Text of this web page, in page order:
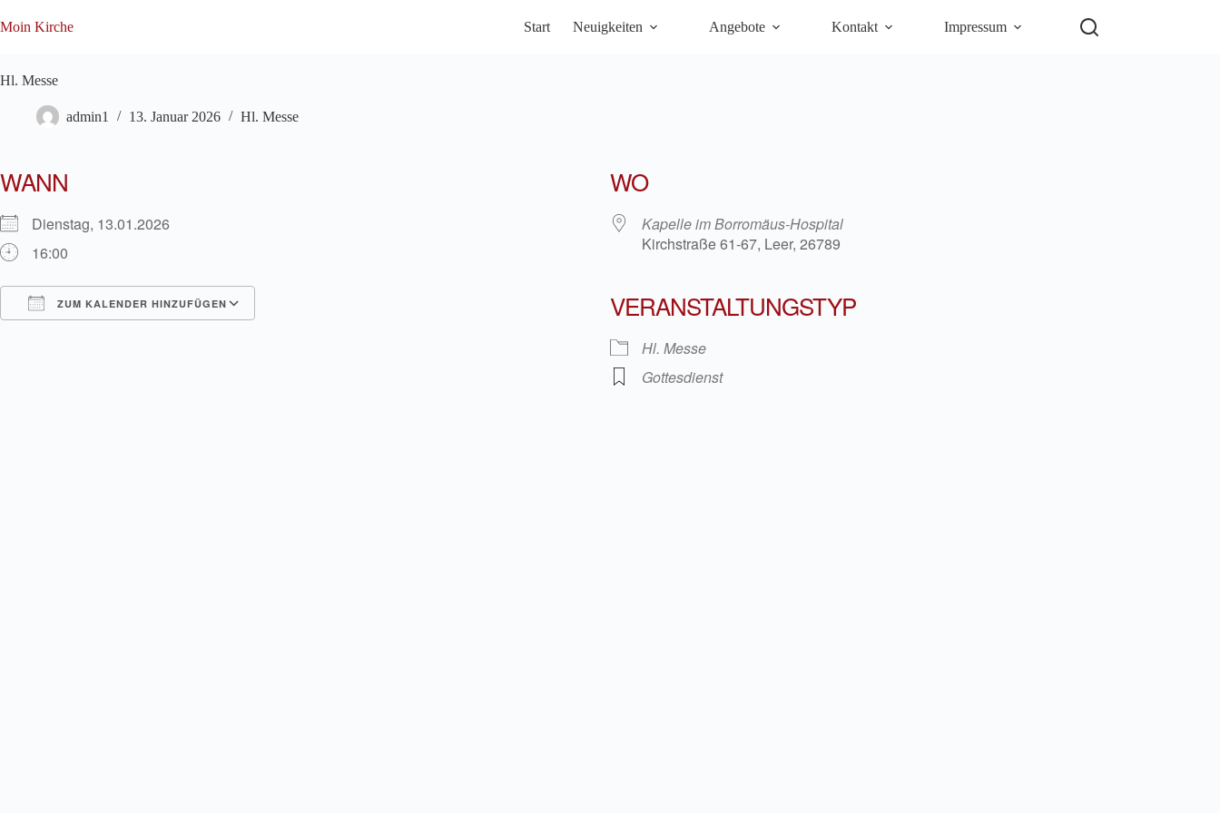
Inhalt
Moin Kirche Start Neuigkeiten Angebote Kontakt Impressum
Hl. Messe
admin1 13. Januar 2026 Hl. Messe
WANN
Dienstag, 13.01.2026
16:00
ZUM KALENDER HINZUFÜGEN
WO
Kapelle im Borromäus-Hospital
Kirchstraße 61-67, Leer, 26789
VERANSTALTUNGSTYP
Hl. Messe
Gottesdienst